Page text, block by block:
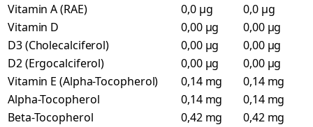
Vitamin A (RAE)
0,0 µg
0,0 µg
Vitamin D
0,00 µg
0,00 µg
D3 (Cholecalciferol)
0,00 µg
0,00 µg
D2 (Ergocalciferol)
0,00 µg
0,00 µg
Vitamin E (Alpha-Tocopherol)
0,14 mg
0,14 mg
Alpha-Tocopherol
0,14 mg
0,14 mg
Beta-Tocopherol
0,42 mg
0,42 mg